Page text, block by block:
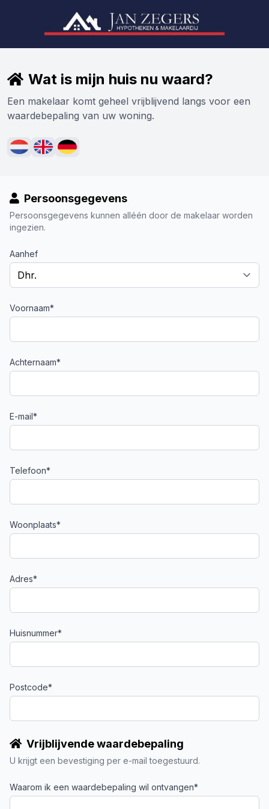
Wat is mijn huis nu waard?
Een makelaar komt geheel vrijblijvend langs voor een
waardebepaling van uw woning.
Persoonsgegevens
Persoonsgegevens kunnen alléén door de makelaar worden
ingezien.
Aanhef
Voornaam*
Achternaam*
E-mail*
Telefoon*
Woonplaats*
Adres*
Huisnummer*
Postcode*
Vrijblijvende waardebepaling
U krijgt een bevestiging per e-mail toegestuurd.
Waarom ik een waardebepaling wil ontvangen*